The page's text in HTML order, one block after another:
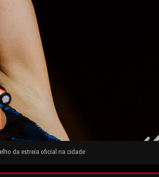
da estreia oficial na cidade